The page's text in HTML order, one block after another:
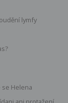
lymfy
se Helena